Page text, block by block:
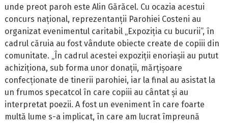
unde preot paroh este Alin Gărăcel. Cu ocazia acestui
concurs național, reprezentanții Parohiei Costeni au
organizat evenimentul caritabil „Expoziția cu bucurii”, în
cadrul căruia au fost vândute obiecte create de copiii din
comunitate. „În cadrul acestei expoziții enoriașii au putut
achiziționa, sub forma unor donații, mărțișoare
confecționate de tinerii parohiei, iar la final au asistat la
un frumos specatcol în care copiii au cântat și au
interpretat poezii. A fost un eveniment în care foarte
multă lume s-a implicat, în care am lucrat împreună